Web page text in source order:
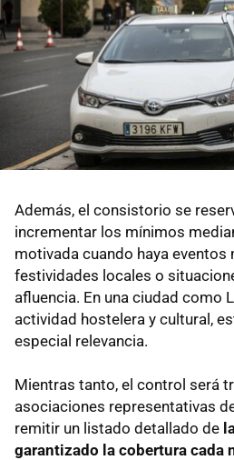
Además, el consistorio se
incrementar los mínimos
motivada cuando haya
festividades locales o
afluencia. En una ciudad como
actividad hostelera y cultural,
especial relevancia.
Mientras tanto, el control será
asociaciones representativas
remitir un listado detallado de
garantizado la cobertura cada